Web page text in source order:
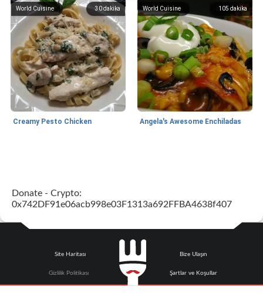
30dakika
World Cuisine
Creamy Pesto Chicken
105 dakika
World Cuisine
Angela's Awesome Enchiladas
Pop's Roast Turkey Sandwich
Donate - Crypto:
0x742DF91e06acb998e03F1313a692FFBA4638f407
Site Haritası
Gizlilik Politikası
Bize Ulaşın
Şartlar ve Koşullar